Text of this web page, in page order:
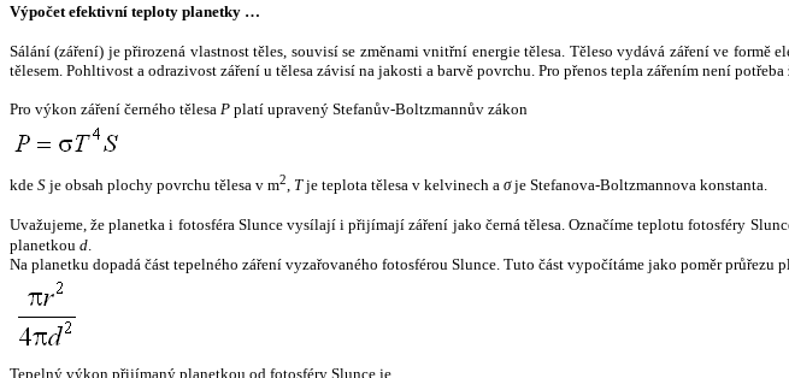
Výpočet efektivní teploty planetky …
Sálání (záření) je přirozená vlastnost těles, souvisí se změnami vnitřní energie tělesa. Těleso vydává záření ve
tělesem. Pohltivost a odrazivost záření u tělesa závisí na jakosti a barvě povrchu. Pro přenos tepla zářením není
Pro výkon záření černého tělesa P platí upravený Stefanův-Boltzmannův zákon
kde S je obsah plochy povrchu tělesa v m2, Tje teplota tělesa v kelvinech a σje Stefanova-Boltzmannova konstanta.
Uvažujeme, že planetka i fotosféra Slunce vysílají i přijímají záření jako černá tělesa. Označíme teplotu fotosféry
planetkou d.
Na planetku dopadá část tepelného záření vyzařovaného fotosférou Slunce. Tuto část vypočítáme jako poměr
Tepelný výkon přijímaný planetkou od fotosféry Slunce je